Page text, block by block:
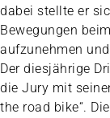
dabei stellte er
Bewegungen
aufzunehmen
Der diesjährige
die Jury mit
the road bike“.